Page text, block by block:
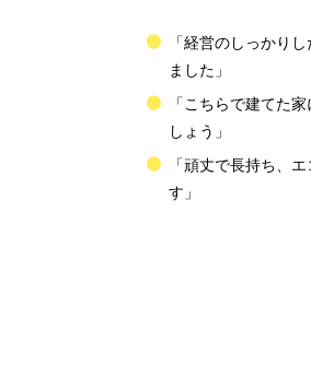
「経営のしっかり
ました」
「こちらで建てた
しょう」
「頑丈で長持ち、
す」